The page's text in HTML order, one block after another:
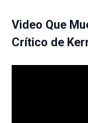
Video Que
Crítico de